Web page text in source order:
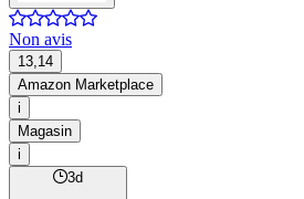
Non avis
13,14
Amazon Marketplace
i
Magasin
i
3d